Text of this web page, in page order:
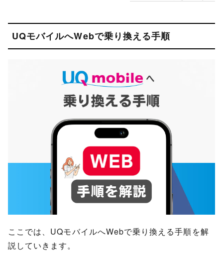
UQモバイルへWebで乗り換える手順
ここでは、UQモバイルへWebで乗り換える手順を解
説していきます。